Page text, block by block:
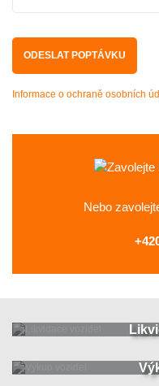
Informace o ochraně osobních
Nebo